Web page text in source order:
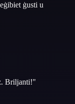
ġusti u
Briljanti!"